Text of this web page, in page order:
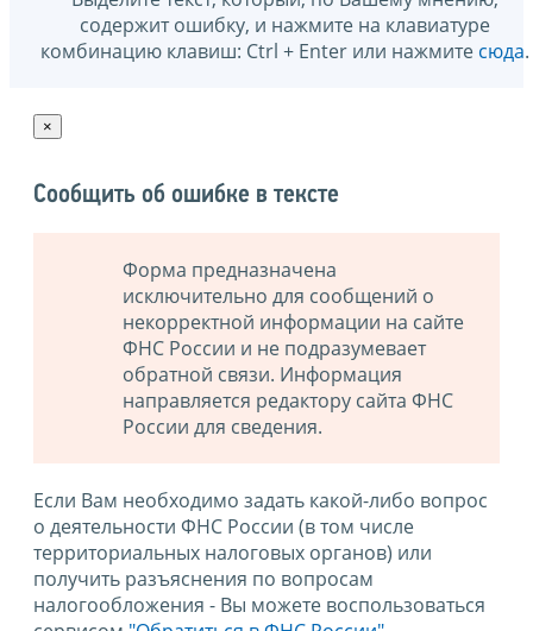
содержит ошибку, и нажмите на клавиатуре
комбинацию клавиш: Ctrl + Enter или нажмите сюда.
×
Сообщить об ошибке в тексте
Форма предназначена
исключительно для сообщений о
некорректной информации на сайте
ФНС России и не подразумевает
обратной связи. Информация
направляется редактору сайта ФНС
России для сведения.
Если Вам необходимо задать какой-либо вопрос
о деятельности ФНС России (в том числе
территориальных налоговых органов) или
получить разъяснения по вопросам
налогообложения - Вы можете воспользоваться